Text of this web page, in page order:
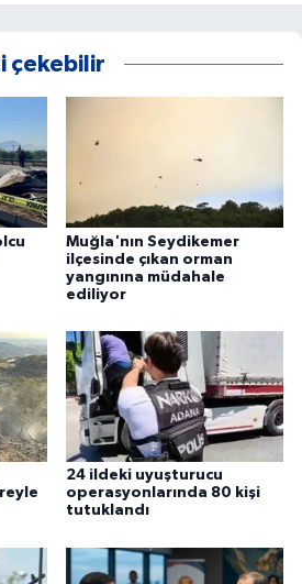
çekebilir
Muğla'nın Seydikemer
ilçesinde çıkan orman
yangınına müdahale
ediliyor
24 ildeki uyuşturucu
operasyonlarında 80 kişi
tutuklandı